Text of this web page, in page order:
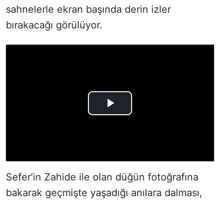
sahnelerle ekran başında derin izler
bırakacağı görülüyor.
Sefer’in Zahide ile olan düğün fotoğrafına
bakarak geçmişte yaşadığı anılara dalması,